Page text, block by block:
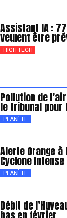
Assistant IA :
veulent être
HIGH-TECH
Pollution de
le tribunal pour
PLANÈTE
Alerte Orange à
Cyclone Intense
PLANÈTE
Débit de